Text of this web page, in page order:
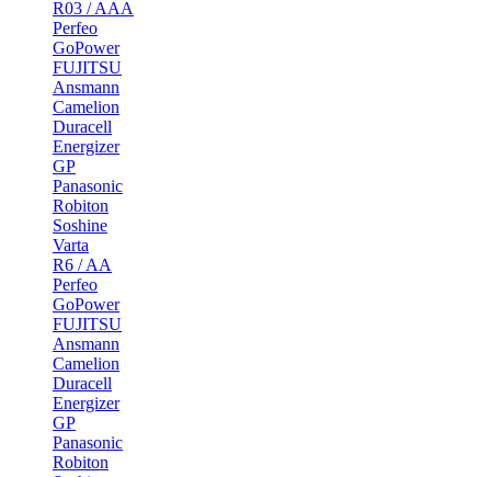
R03 / AAA
Perfeo
GoPower
FUJITSU
Ansmann
Camelion
Duracell
Energizer
GP
Panasonic
Robiton
Soshine
Varta
R6 / AA
Perfeo
GoPower
FUJITSU
Ansmann
Camelion
Duracell
Energizer
GP
Panasonic
Robiton